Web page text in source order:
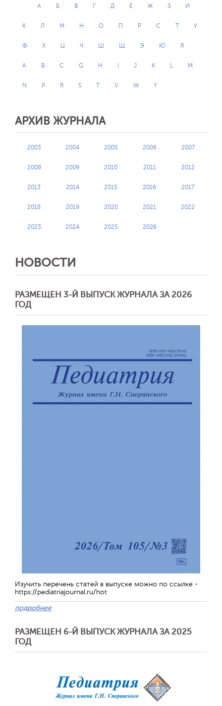
А Б В Г Д Е Ж З И
К Л М Н О П Р С Т У
Ф Х Ц Ч Ш Щ Э Ю Я
A B C G H J K L M
N P R S T V W Y
АРХИВ ЖУРНАЛА
2003 2004 2005 2006 2007
2008 2009 2010 2011 2012
2013 2014 2015 2016 2017
2018 2019 2020 2021 2022
2023 2024 2025 2026
НОВОСТИ
РАЗМЕЩЕН 3-Й ВЫПУСК ЖУРНАЛА ЗА 2026
ГОД
Изучить перечень статей в выпуске можно по ссылке -
https://pediatriajournal.ru/hot
подробнее
РАЗМЕЩЕН 6-Й ВЫПУСК ЖУРНАЛА ЗА 2025
ГОД